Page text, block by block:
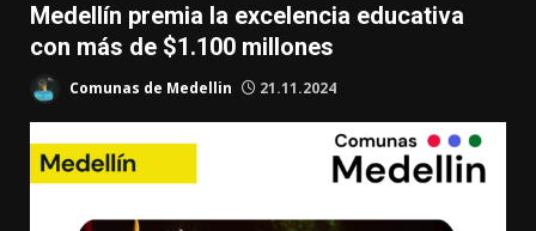
Medellín premia la excelencia educativa
con más de $1.100 millones
Comunas de Medellin 21.11.2024